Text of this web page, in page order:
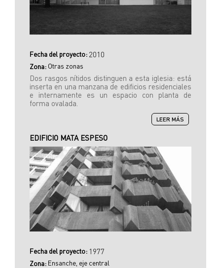
Fecha del proyecto: 2010
Zona: Otras zonas
Dos rasgos nítidos distinguen a esta iglesia: está
inserta en una manzana de edificios residenciales
e internamente es un espacio con planta de
forma ovalada.
LEER MÁS SOBRE
IGLESIA
EDIFICIO MATA ESPESO
Fecha del proyecto: 1977
Zona: Ensanche, eje central